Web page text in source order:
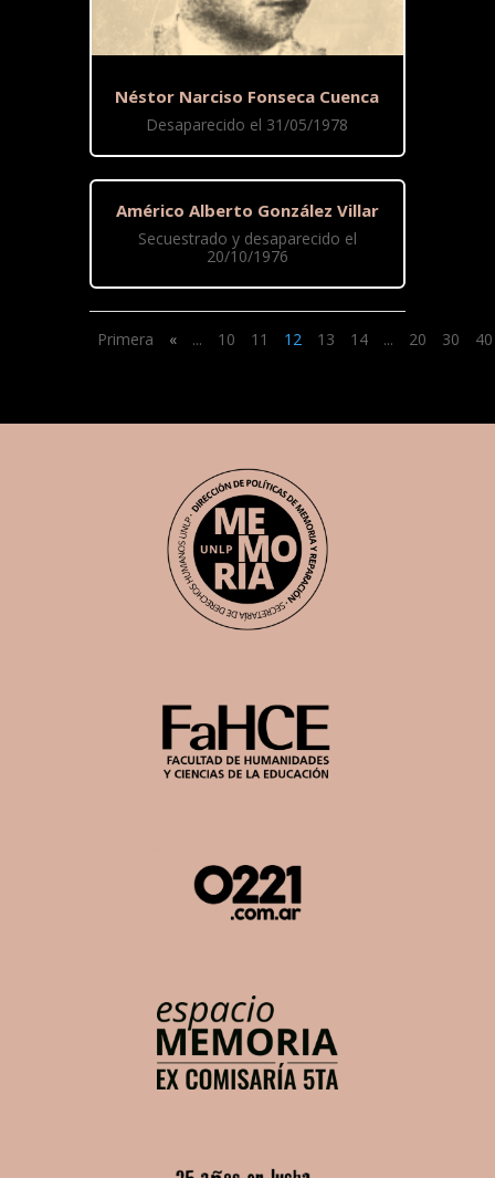
Néstor Narciso Fonseca Cuenca
Desaparecido el 31/05/1978
Américo Alberto González Villar
Secuestrado y desaparecido el
20/10/1976
Primera « ... 10 11 12 13 14 ... 20 30 40